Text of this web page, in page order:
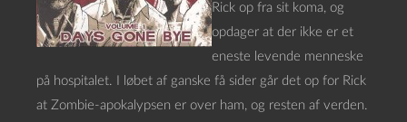
Rick op fra sit koma, og
opdager at der ikke er et
eneste levende menneske
på hospitalet. I løbet af ganske få sider går det op for Rick
at Zombie-apokalypsen er over ham, og resten af verden.